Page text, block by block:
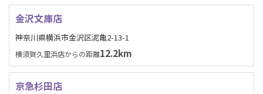
金沢文庫店
神奈川県横浜市金沢区泥亀2-13-1
横須賀久里浜店からの距離12.2km
京急杉田店